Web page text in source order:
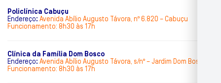
Policlínica Cabuçu
Endereço: Avenida Abílio Augusto Távora, nº 6.820 – Cabuçu
Funcionamento: 8h30 às 17h
Clínica da Família Dom Bosco
Endereço: Avenida Abílio Augusto Távora, s/nº – Jardim Dom Bosco
Funcionamento: 8h30 às 17h